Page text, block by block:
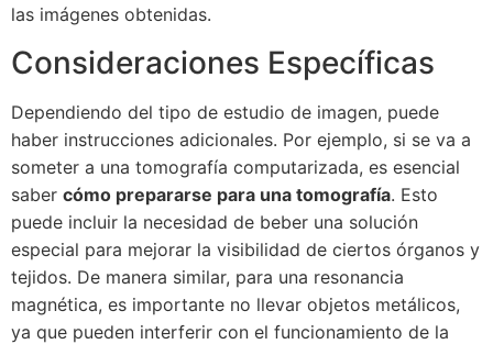
las imágenes obtenidas.
Consideraciones Específicas
Dependiendo del tipo de estudio de imagen, puede
haber instrucciones adicionales. Por ejemplo, si se va a
someter a una tomografía computarizada, es esencial
saber cómo prepararse para una tomografía. Esto
puede incluir la necesidad de beber una solución
especial para mejorar la visibilidad de ciertos órganos y
tejidos. De manera similar, para una resonancia
magnética, es importante no llevar objetos metálicos,
ya que pueden interferir con el funcionamiento de la